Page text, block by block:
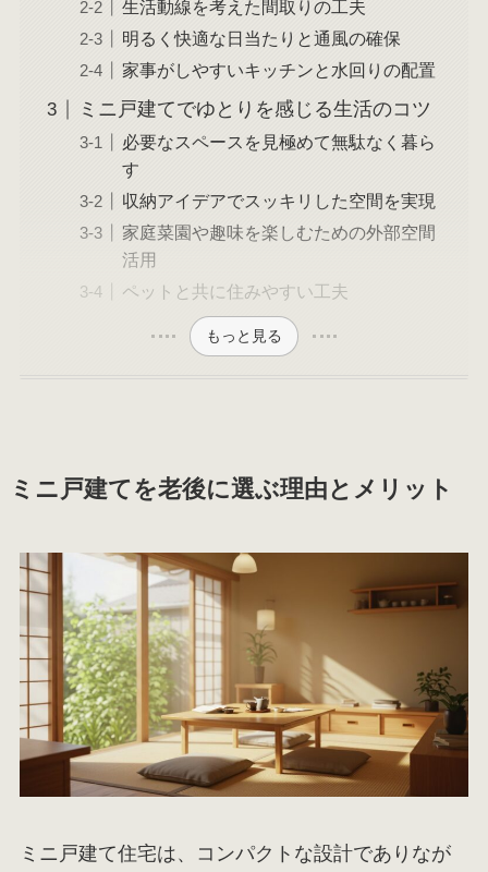
生活動線を考えた間取りの工夫
明るく快適な日当たりと通風の確保
家事がしやすいキッチンと水回りの配置
ミニ戸建てでゆとりを感じる生活のコツ
必要なスペースを見極めて無駄なく暮ら
す
収納アイデアでスッキリした空間を実現
家庭菜園や趣味を楽しむための外部空間
活用
ペットと共に住みやすい工夫
もっと見る
ミニ戸建てを老後に選ぶ理由とメリット
ミニ戸建て住宅は、コンパクトな設計でありなが